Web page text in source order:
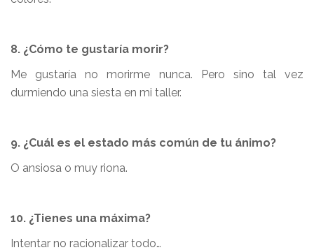
8. ¿Cómo te gustaría morir?
Me gustaría no morirme nunca. Pero sino tal vez
durmiendo una siesta en mi taller.
9. ¿Cuál es el estado más común de tu ánimo?
O ansiosa o muy riona.
10. ¿Tienes una máxima?
Intentar no racionalizar todo…